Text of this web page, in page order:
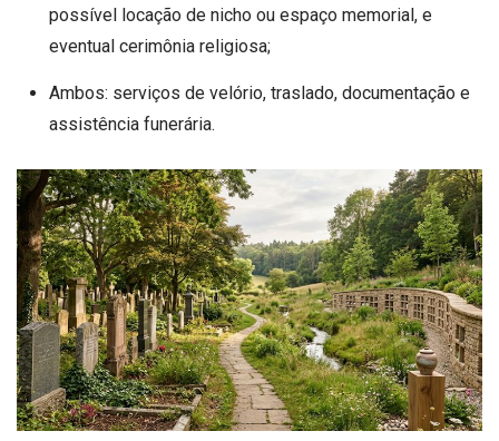
possível locação de nicho ou espaço memorial, e
eventual cerimônia religiosa;
Ambos: serviços de velório, traslado, documentação e
assistência funerária.